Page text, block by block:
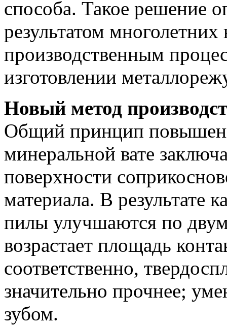
способа. Такое решение
результатом
производственным
изготовлении
Новый метод
Общий принцип
минеральной вате
поверхности
материала. В результате
пилы улучшаются по
возрастает площадь
соответственно,
значительно прочнее;
зубом.